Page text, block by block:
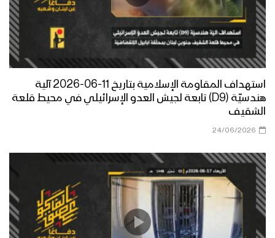
استهداف المقاومة الإسلامية بتاريخ 11-06-2026 آلية
هندسيّة (D9) تابعة لجيش العدو الإسرائيلي في محيط قلعة
الشقيف
24/06/2026